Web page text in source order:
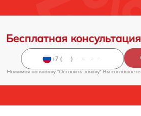
Бесплатная
Нажимая на кнопку "Оставить заявку" Вы